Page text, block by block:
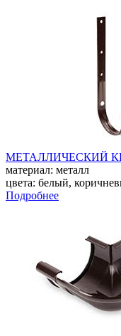
МЕТАЛЛИЧЕСКИЙ
материал: металл
цвета: белый,
Подробнее